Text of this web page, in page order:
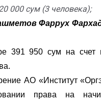
000 сум (3 человека);
Фаррух
391 950 сум на счет
АО «Институт
права на